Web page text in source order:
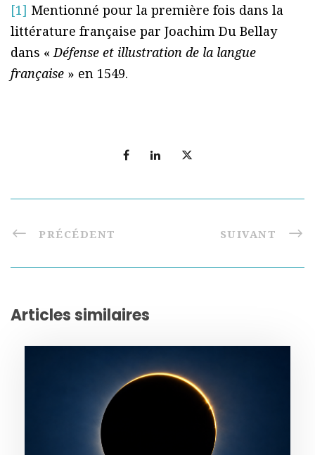
[1] Mentionné pour la première fois dans la
littérature française par Joachim Du Bellay
dans « Défense et illustration de la langue
française » en 1549.
PRÉCÉDENT SUIVANT
Articles similaires